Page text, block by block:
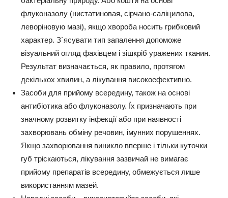
флуконазолу (нистатиновая, сірчано-саліцилова,
леворіновую мазі), якщо хвороба носить грибковий
характер. З`ясувати тип запалення допоможе
візуальний огляд фахівцем і зішкріб уражених тканин.
Результат визначається, як правило, протягом
декількох хвилин, а лікування високоефективно.
Засоби для прийому всередину, також на основі
антибіотика або флуконазолу. Їх призначають при
значному розвитку інфекції або при наявності
захворювань обміну речовин, імунних порушеннях.
Якщо захворювання виникло вперше і тільки куточки
губ тріскаються, лікування зазвичай не вимагає
прийому препаратів всередину, обмежується лише
використанням мазей.